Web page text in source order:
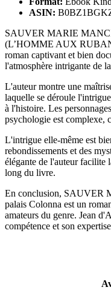
ASIN:
SAUVER MARIE
(L’HOMME AUX
roman captivant et bien
l'atmosphère intrigante de
L'auteur montre une
laquelle se déroule
à l'histoire. Les
psychologie est complexe,
L'intrigue elle-même est
rebondissements et des
élégante de l'auteur facilite
long du livre.
En conclusion, SAUVER
palais Colonna est un
amateurs du genre. Jean
compétence et son